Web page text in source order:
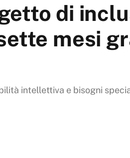
di
mesi
intellettiva e bisogni